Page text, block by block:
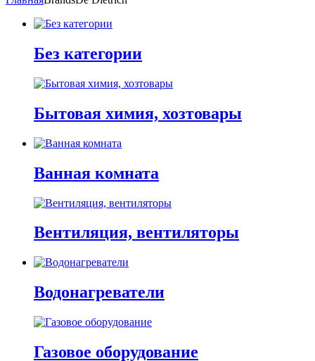
Без категории
Бытовая химия, хозтовары
Ванная комната
Вентиляция, вентиляторы
Водонагреватели
Газовое оборудование